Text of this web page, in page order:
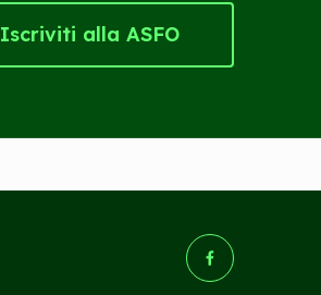
Iscriviti alla ASFO
(Opens in a new tab/